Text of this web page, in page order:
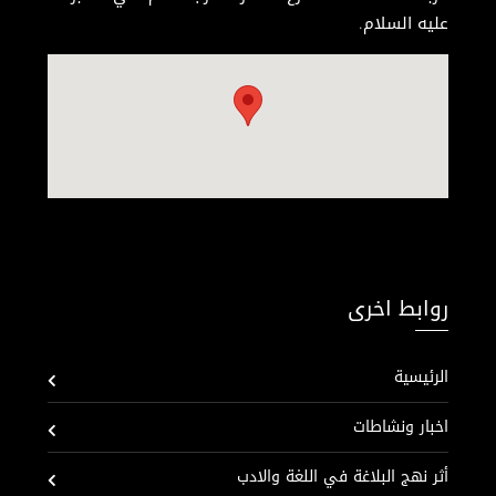
عليه السلام.
روابط اخرى
الرئيسية
اخبار ونشاطات
أثر نهج البلاغة في اللغة والادب